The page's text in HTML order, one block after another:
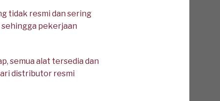
tidak resmi dan sering
pekerjaan
semua alat tersedia dan
distributor resmi